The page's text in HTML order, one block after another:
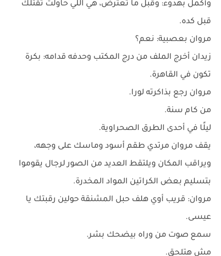
وأكمل بهدوء: وقبل ما تعترض، هي اللي حاولت تقتلك
قبل كده.
مروان بعصبية: نعم؟
زيدان أخرج الملف من درج المكتب وحدفه قدامه: بكرة
تكون في القاهرة.
مروان رجع بذاكرته لورا.
من كام سنة.
ليلًا في أحدى الطرق الصحراوية.
يقف مروان مرتدي طقم أسود وماسك على وجهه،
ويراقب المكان ويلتقط العديد من الصور لرجال يقوموا
بتسليم بعض الكراتين المواد المخدرة.
مروان: قريب أوي هلف حبل المشنقة حولين رقبتك يا
عيسى.
سمع صوت من وراه بيضحك بشر.
مش هتلحق.